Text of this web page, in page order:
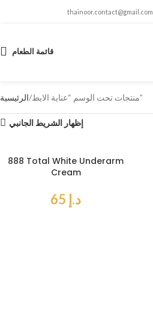
thainoor.contact@gmail.com
قائمة الطعام
الرئيسية منتجات تحت الوسم “عناية الابط”
إظهار الشريط الجانبي
888 Total White Underarm
Cream
د.إ